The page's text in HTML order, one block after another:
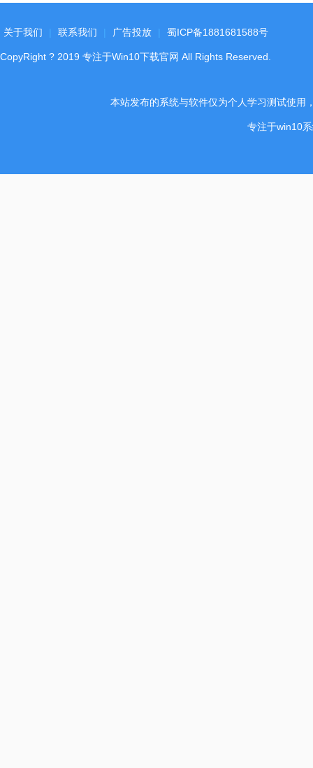
关于我们 联系我们 广告投放 蜀ICP备1881681588号
CopyRight ? 2019 专注于Win10下载官网 All Rights Reserved.
本站发布的系统与软件仅为个人学习测试使用
专注于win10